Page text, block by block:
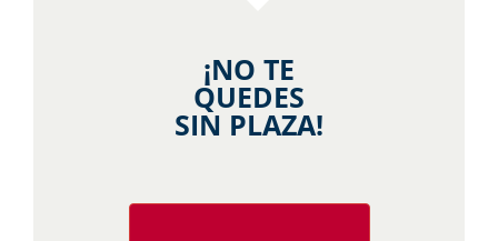
¡NO TE
QUEDES
SIN PLAZA!